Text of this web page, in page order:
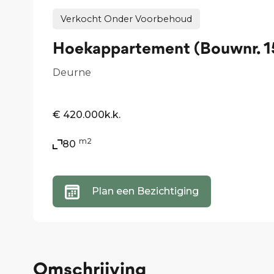
Verkocht Onder Voorbehoud
Hoekappartement (Bouwnr.
Deurne
€ 420.000k.k.
80 m2
Plan een Bezichtiging